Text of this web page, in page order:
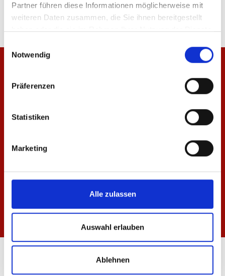
Partner führen diese Informationen möglicherweise mit
weiteren Daten zusammen, die Sie ihnen bereitgestellt
haben oder die sie im Rahmen Ihrer Nutzung der Dienste
Notwendig
Präferenzen
Statistiken
Marketing
Alle zulassen
Auswahl erlauben
Ablehnen
FANSHOP MEWA ARENA